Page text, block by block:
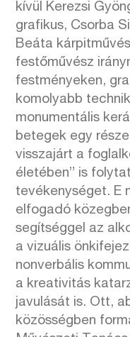
kívül Kerezsi
grafikus, Csorba
Beáta
festőművész
festményeken,
komolyabb
monumentális
betegek egy
visszajárt a
életében” is
tevékenységet. E
elfogadó
segítséggel az
a vizuális
nonverbális
a kreativitás
javulását is. Ott,
közösségben